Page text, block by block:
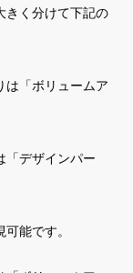
きく分けて下記の
は「ボリュームア
「デザインパー
能です。